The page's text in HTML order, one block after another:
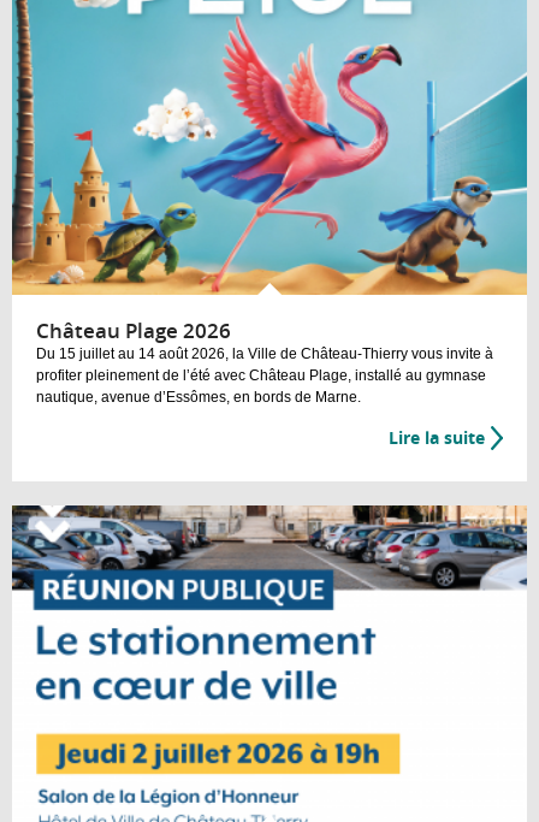
Château Plage 2026
Du 15 juillet au 14 août 2026, la Ville de Château-Thierry vous invite à
profiter pleinement de l’été avec Château Plage, installé au gymnase
nautique, avenue d’Essômes, en bords de Marne.
Lire la suite